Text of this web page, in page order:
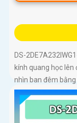
DS-
kính quang học lên
nhìn ban đêm
AcuSense nâng
nét cao nhờ công